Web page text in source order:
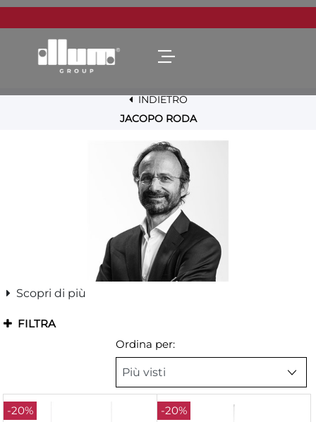
Open menu
INDIETRO
JACOPO RODA
Scopri di più
FILTRA
Ordina per:
-20% -20%